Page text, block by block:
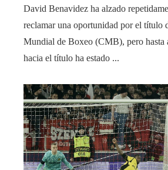
David Benavidez ha alzado
reclamar una oportunidad por el título
Mundial de Boxeo (CMB), pero hasta
hacia el título ha estado ...